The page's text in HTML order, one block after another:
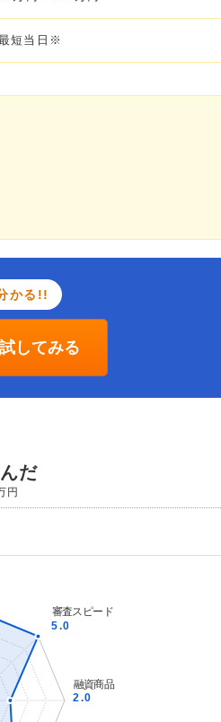
短当日※
かる!!
してみる
だ
円